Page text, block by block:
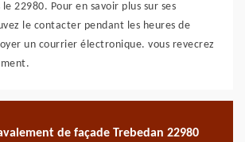
22980. Pour en savoir plus sur ses
le contacter pendant les heures de
un courrier électronique. vous revecrez
de façade Trebedan 22980